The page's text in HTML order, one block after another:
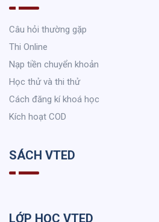
Câu hỏi thường gặp
Thi Online
Nạp tiền chuyển khoản
Học thử và thi thử
Cách đăng kí khoá học
Kích hoạt COD
SÁCH VTED
LỚP HỌC VTED